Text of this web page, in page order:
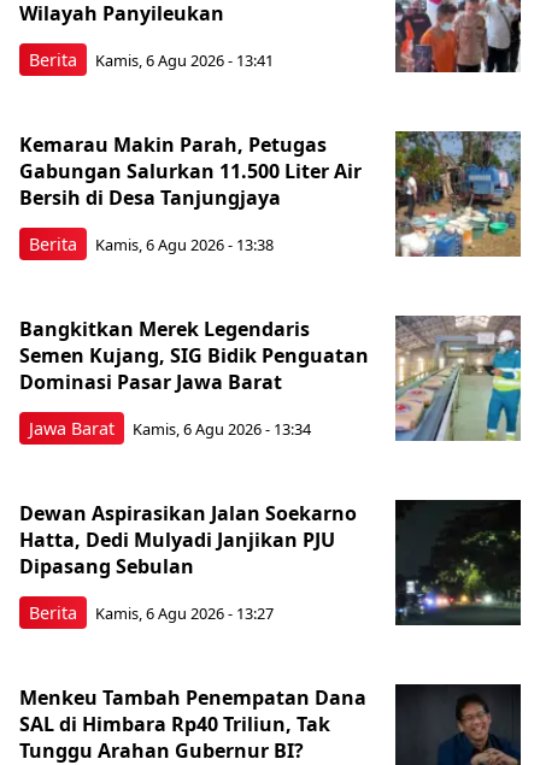
Berita
Wilayah Panyileukan
Kamis, 6 Agu 2026 - 13:41
Berita
Kemarau Makin Parah, Petugas
Gabungan Salurkan 11.500 Liter Air
Bersih di Desa Tanjungjaya
Kamis, 6 Agu 2026 - 13:38
Jawa Barat
Bangkitkan Merek Legendaris
Semen Kujang, SIG Bidik Penguatan
Dominasi Pasar Jawa Barat
Kamis, 6 Agu 2026 - 13:34
Berita
Dewan Aspirasikan Jalan Soekarno
Hatta, Dedi Mulyadi Janjikan PJU
Dipasang Sebulan
Kamis, 6 Agu 2026 - 13:27
Menkeu Tambah Penempatan Dana
SAL di Himbara Rp40 Triliun, Tak
Tunggu Arahan Gubernur BI?